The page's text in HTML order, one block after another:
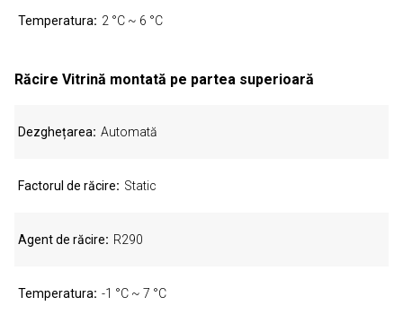
Temperatura 2 °C ~ 6 °C
Răcire Vitrină montată pe partea superioară
Dezghețarea Automată
Factorul de răcire Static
Agent de răcire R290
Temperatura -1 °C ~ 7 °C